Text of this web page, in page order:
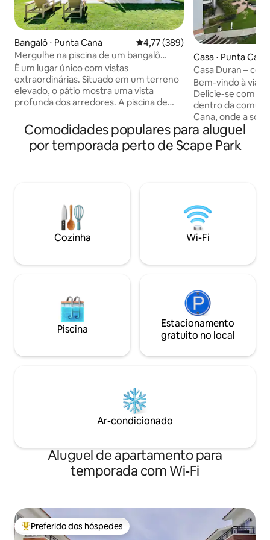
Bangalô ⋅ Punta Cana 4,77 de uma avaliação média de
4,77 (389)
Mergulhe na piscina de um bangalô
maravilhoso
É um lugar único com vistas
extraordinárias. Situado em um terreno
elevado, o pátio mostra uma vista
profunda dos arredores. A piscina de
para passar um tempo de qualidade em
total privacidade com quem você ama.
Também com uma churrasqueira para
arrepender de um minuto dentro deste
lugar mágico. A propriedade tem uma
kitchenette completa, lavanderia e
micro-ondas. Podemos nos preparar
propriedade. Na maioria das vezes
tranquilo e tranquilo que se presta à
privacidade. Além disso, há inúmeras
praias para dias divertidos à beira-mar,
campos de golfe expansivos, locais
restaurantes e entretenimento nas
por uma taxa fixa de US$ 3 por viagem.
Casa ⋅ Punta Cana
Casa Duran –
serenidade à
Bem-vindo à
Delicie-se com o
dentro da
Cana, onde a
serenidade. Este
condomínio de
banheiros e
santuário de
Permita-nos
do que espera
a partir da
Comodidades populares para aluguel
por temporada perto de Scape Park
Cozinha Wi-Fi
Piscina
Estacionamento
gratuito no local
Ar-condicionado
Aluguel de apartamento para
temporada com Wi-Fi
Entre os melhores preferidos dos hóspedes
Preferido dos hóspedes